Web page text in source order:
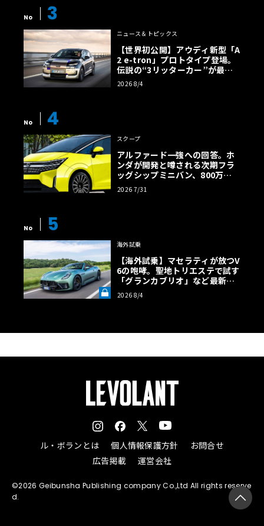
No 3
ニュース＆トピックス
【世界初公開】アウディ新型「A
2 e-tron」プロトタイプ登場。
伝説の“3リッターカー”が最高
効率エントリーBEVとして復活
【画像38枚】
2026 8/4
No 4
スクープ
アルファード一強への回答。ホ
ンダが開発と噂される次期フラ
ッグシップミニバン、800万円
超の勝算【予想CG】
2026 7/31
No 5
海外試乗
【海外試乗】マセラティが放つV
6の咆哮。聖地トリエステで試す
「グランカブリオ」など最新ト
ロフェオ3台の官能評価《LE VO
LANT LAB》
2026 8/4
ル・ボランとは 個人情報保護方針
お問合せ
広告掲載
運営会社
©2026 Geibunsha Publishing company Co.,Ltd All rights reserve
d.